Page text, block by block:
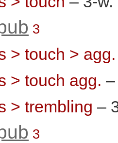
3
> touch > agg.
> touch agg.
> trembling –
3